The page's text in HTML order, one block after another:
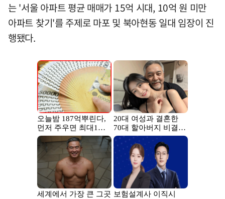
는 '서울 아파트 평균 매매가 15억 시대, 10억 원 미만
아파트 찾기'를 주제로 마포 및 북아현동 일대 임장이 진
행됐다.